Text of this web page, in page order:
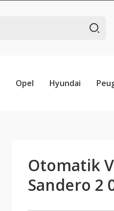
Opel Hyundai
Otomatik
Sandero 2